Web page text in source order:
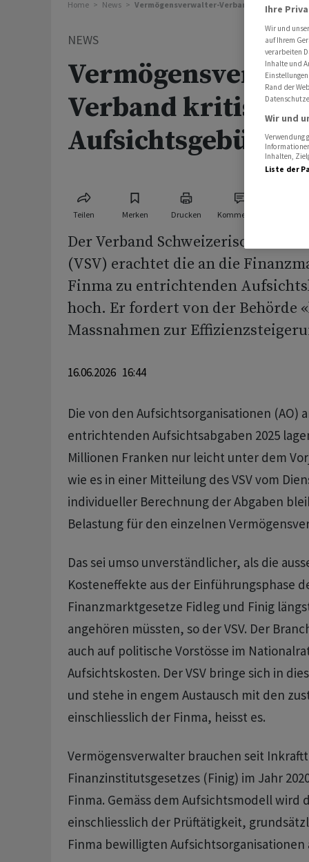
Home News Vermögensverwalter-Verband kritisiert
NEWS
Verband kritisiert
Teilen Merken Drucken Kommentare
Der Verband Schweizerischer
(VSV) erachtet die an die
Finma zu entrichtenden
hoch. Er fordert von der Behörde
Massnahmen zur
16.06.2026 16:44
Die von den Aufsichtsorganisationen (AO)
entrichtenden Aufsichtsabgaben 2025
Millionen Franken nur leicht unter dem
wie es in einer Mitteilung des VSV vom
individueller Berechnung der Abgaben
Belastung für den einzelnen
Das sei umso unverständlicher, als die
Kosteneffekte aus der Einführungsphase
Finanzmarktgesetze Fidleg und Finig
angehören müssten, so der VSV. Der
auch auf politische Vorstösse im
Aufsichtskosten. Der VSV bringe sich in
und stehe in engem Austausch mit den
einschliesslich der Finma, heisst es.
Vermögensverwalter brauchen seit
Finanzinstitutsgesetzes (Finig) im Jahr
Finma. Gemäss dem Aufsichtsmodell wird
einschliesslich der Prüftätigkeit,
Finma bewilligten Aufsichtsorganisationen
Ihre
Wir und
auf Ihrem
verarbeiten
Inhalte und
Rand der
Wir und
Verwendung
Inhalten,
Liste der